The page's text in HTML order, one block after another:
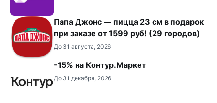
Папа Джонс — пицца 23 см в подарок
при заказе от 1599 руб! (29 городов)
До 31 августа, 2026
-15% на Контур.Маркет
До 31 декабря, 2026